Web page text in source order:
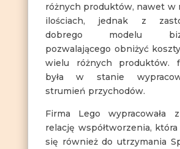
różnych produktów, nawet w
ilościach, jednak z
dobrego modelu
pozwalającego obniżyć
wielu różnych produktów.
była w stanie
strumień przychodów.
Firma Lego wypracowała
relację współtworzenia,
się również do utrzymania